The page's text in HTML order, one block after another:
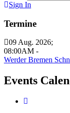
Sign In
Termine
09 Aug. 2026;
08:00AM -
Werder Bremen
Events